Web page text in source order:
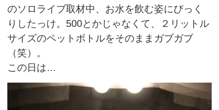
のソロライブ取材中、お水を飲む姿にびっく
りしたっけ。500とかじゃなくて、２リットル
サイズのペットボトルをそのままガブガブ
（笑）。
この日は…